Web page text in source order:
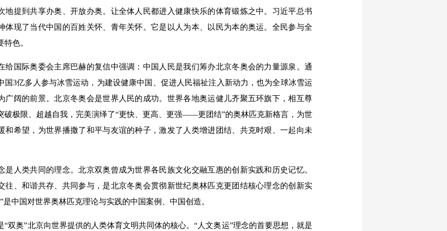
地提到共享办奥、开放办奥。让全体人民都进入健康快乐的体育锻炼之中。习近平总书
体现了当代中国的百姓关怀、青年关怀。它是以人为本、以民为本的奥运。全民参与全
色。
国际奥委会主席巴赫的复信中强调：中国人民是我们筹办北京冬奥会的力量源泉。通
国3亿多人参与冰雪运动，为建设健康中国、促进人民福祉注入新动力，也为全球冰雪运
广阔的前景。北京冬奥会是世界人民的成功。世界各地奥运健儿齐聚五环旗下，相互尊
破极限、超越自我，完美演绎了“更快、更高、更强——更团结”的奥林匹克新格言，为世
和希望，为世界播撒了和平与友谊的种子，激发了人类增进团结、共克时艰、一起向未
人类共同的理念。北京双奥曾成为世界各民族文化交融互惠的创新实践和历史记忆。
往、和谐共存、共同参与，是北京冬奥会贯彻新世纪奥林匹克更团结核心理念的创新实
是中国对世界奥林匹克理论与实践的中国案例、中国创造。
奥”北京向世界提供的人类体育文明共同体的核心。“人文奥运”理念的首要思想，就是